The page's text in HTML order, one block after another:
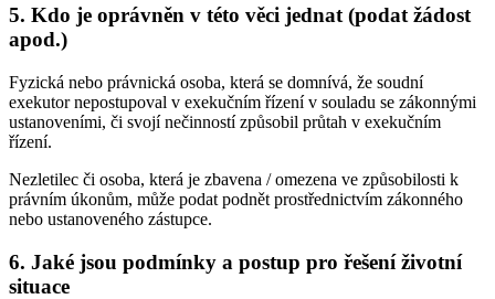
5. Kdo je oprávněn v této věci jednat (podat žádost
apod.)
Fyzická nebo právnická osoba, která se domnívá, že soudní
exekutor nepostupoval v exekučním řízení v souladu se zákonnými
ustanoveními, či svojí nečinností způsobil průtah v exekučním
řízení.
Nezletilec či osoba, která je zbavena / omezena ve způsobilosti k
právním úkonům, může podat podnět prostřednictvím zákonného
nebo ustanoveného zástupce.
6. Jaké jsou podmínky a postup pro řešení životní
situace